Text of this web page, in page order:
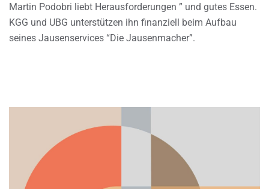
Martin Podobri liebt Herausforderungen ” und gutes Essen.
KGG und UBG unterstützen ihn finanziell beim Aufbau
seines Jausenservices “Die Jausenmacher”.